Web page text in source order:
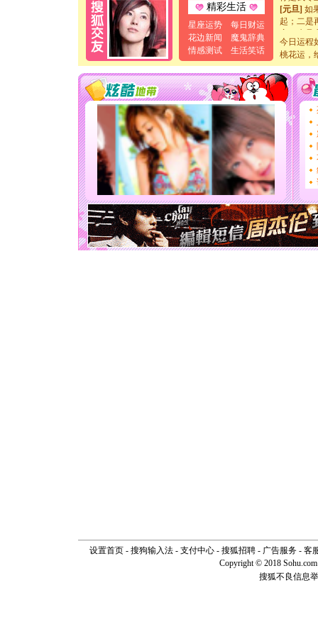
精彩生活
星座运势
每日财运
花边新闻
魔鬼辞典
情感测试
生活笑话
[元旦] 如
起；二是
离。水
[元旦]当
泣，这痛
卖了。水
[春节]风
颜！冬
道一声平
[春节]
传
片叶子
送你一
[圣诞节]
你太多
要平安
[圣诞节]
能正大光
天都要快
[圣诞节]
如意,快
[元旦]看
今日运程
桃花运，
设置首页- 搜狗输入法- 支付中心- 搜狐招聘- 广告服务- 客
Copyright © 2018
搜狐不良信息